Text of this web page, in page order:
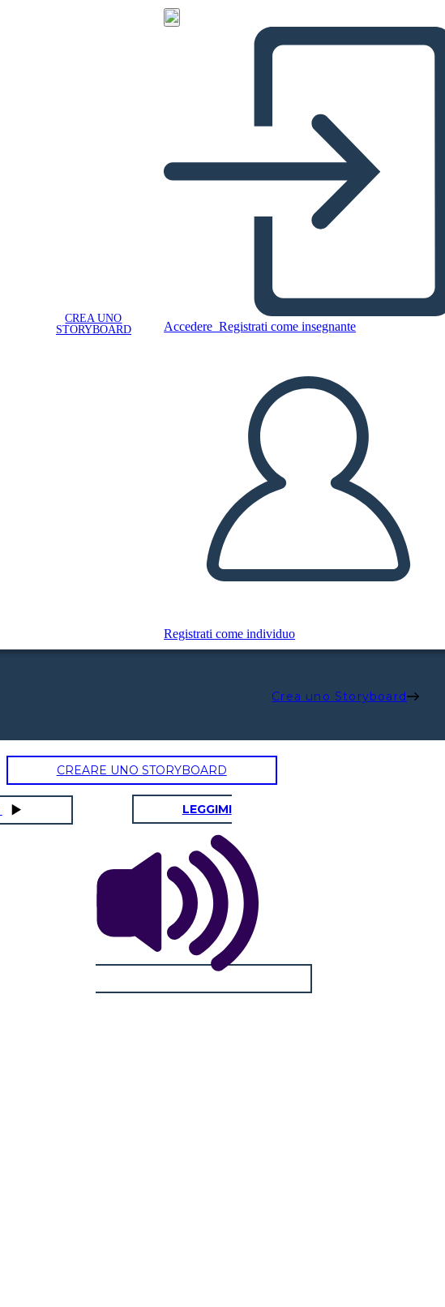
CREA UNO
STORYBOARD
Accedere Registrati come insegnante
Registrati come individuo
Crea uno Storyboard
CREARE UNO STORYBOARD
LEGGIMI